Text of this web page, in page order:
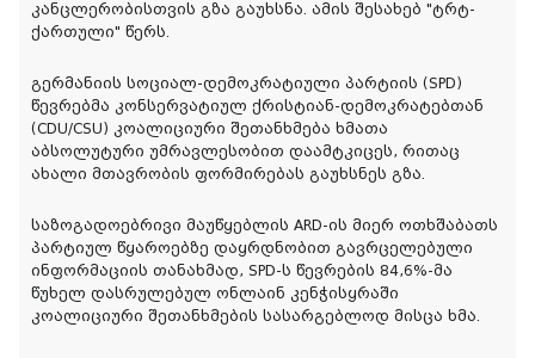
კანცლერობისთვის გზა გაუხსნა. ამის შესახებ "ტრტ-
ქართული" წერს.
გერმანიის სოციალ-დემოკრატიული პარტიის (SPD)
წევრებმა კონსერვატიულ ქრისტიან-დემოკრატებთან
(CDU/CSU) კოალიციური შეთანხმება ხმათა
აბსოლუტური უმრავლესობით დაამტკიცეს, რითაც
ახალი მთავრობის ფორმირებას გაუხსნეს გზა.
საზოგადოებრივი მაუწყებლის ARD-ის მიერ ოთხშაბათს
პარტიულ წყაროებზე დაყრდნობით გავრცელებული
ინფორმაციის თანახმად, SPD-ს წევრების 84,6%-მა
წუხელ დასრულებულ ონლაინ კენჭისყრაში
კოალიციური შეთანხმების სასარგებლოდ მისცა ხმა.